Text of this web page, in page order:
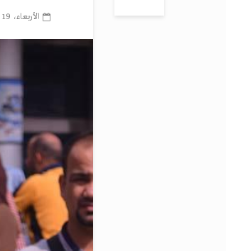
الأربعاء، 19 أكتوبر 2016، 4:51 م